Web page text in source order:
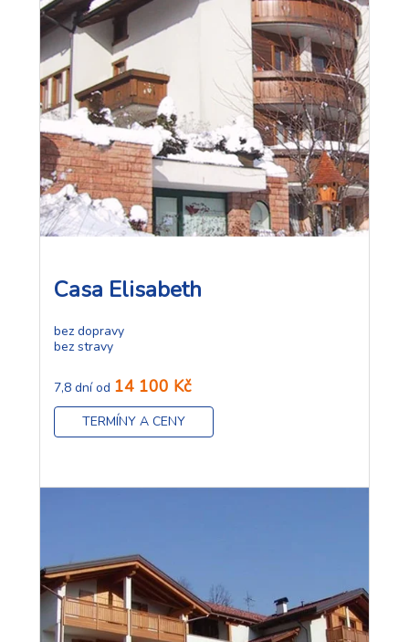
Casa Elisabeth
bez dopravy
bez stravy
7,8 dní od 14 100 Kč
TERMÍNY A CENY